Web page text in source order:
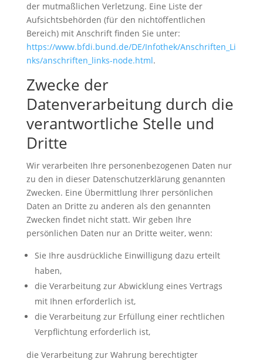
der mutmaßlichen Verletzung. Eine Liste der
Aufsichtsbehörden (für den nichtöffentlichen
Bereich) mit Anschrift finden Sie unter:
https://www.bfdi.bund.de/DE/Infothek/Anschriften_Li
nks/anschriften_links-node.html.
Zwecke der
Datenverarbeitung durch die
verantwortliche Stelle und
Dritte
Wir verarbeiten Ihre personenbezogenen Daten nur
zu den in dieser Datenschutzerklärung genannten
Zwecken. Eine Übermittlung Ihrer persönlichen
Daten an Dritte zu anderen als den genannten
Zwecken findet nicht statt. Wir geben Ihre
persönlichen Daten nur an Dritte weiter, wenn:
Sie Ihre ausdrückliche Einwilligung dazu erteilt
haben,
die Verarbeitung zur Abwicklung eines Vertrags
mit Ihnen erforderlich ist,
die Verarbeitung zur Erfüllung einer rechtlichen
Verpflichtung erforderlich ist,
die Verarbeitung zur Wahrung berechtigter